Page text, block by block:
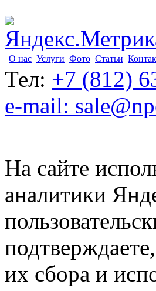
О нас Услуги Фото Статьи
Тел: +7 (812)
e-mail:
На сайте
аналитики
их сбора и